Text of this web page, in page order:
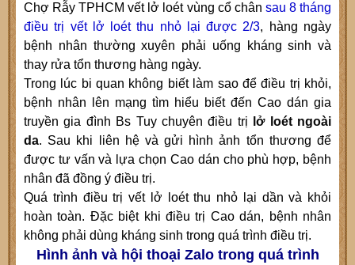
Chợ Rẫy TPHCM vết lở loét vùng cổ chân sau 8 tháng
điều trị vết lở loét thu nhỏ lại được 2/3, hàng ngày
bệnh nhân thường xuyên phải uống kháng sinh và
thay rửa tổn thương hàng ngày.
Trong lúc bi quan không biết làm sao để điều trị khỏi,
bệnh nhân lên mạng tìm hiểu biết đến Cao dán gia
truyền gia đình Bs Tuy chuyên điều trị
lở loét ngoài
da. Sau khi liên hệ và gửi hình ảnh tổn thương để
được tư vấn và lựa chọn Cao dán cho phù hợp, bệnh
nhân đã đồng ý điều trị.
Quá trình điều trị vết lở loét thu nhỏ lại dần và khỏi
hoàn toàn. Đặc biệt khi điều trị Cao dán, bệnh nhân
không phải dùng kháng sinh trong quá trình điều trị.
Hình ảnh và hội thoại Zalo trong quá trình